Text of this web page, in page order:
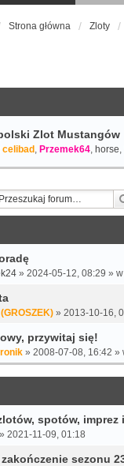
Strona główna Zloty
Zlot Mustangów
celibad , Przemek64, horse,
» 2024-05-12, 08:29 » w
» 2013-10-16,
przywitaj się!
» 2008-07-08, 16:42 »
spotów, imprez
2021-11-09, 01:18
sezonu